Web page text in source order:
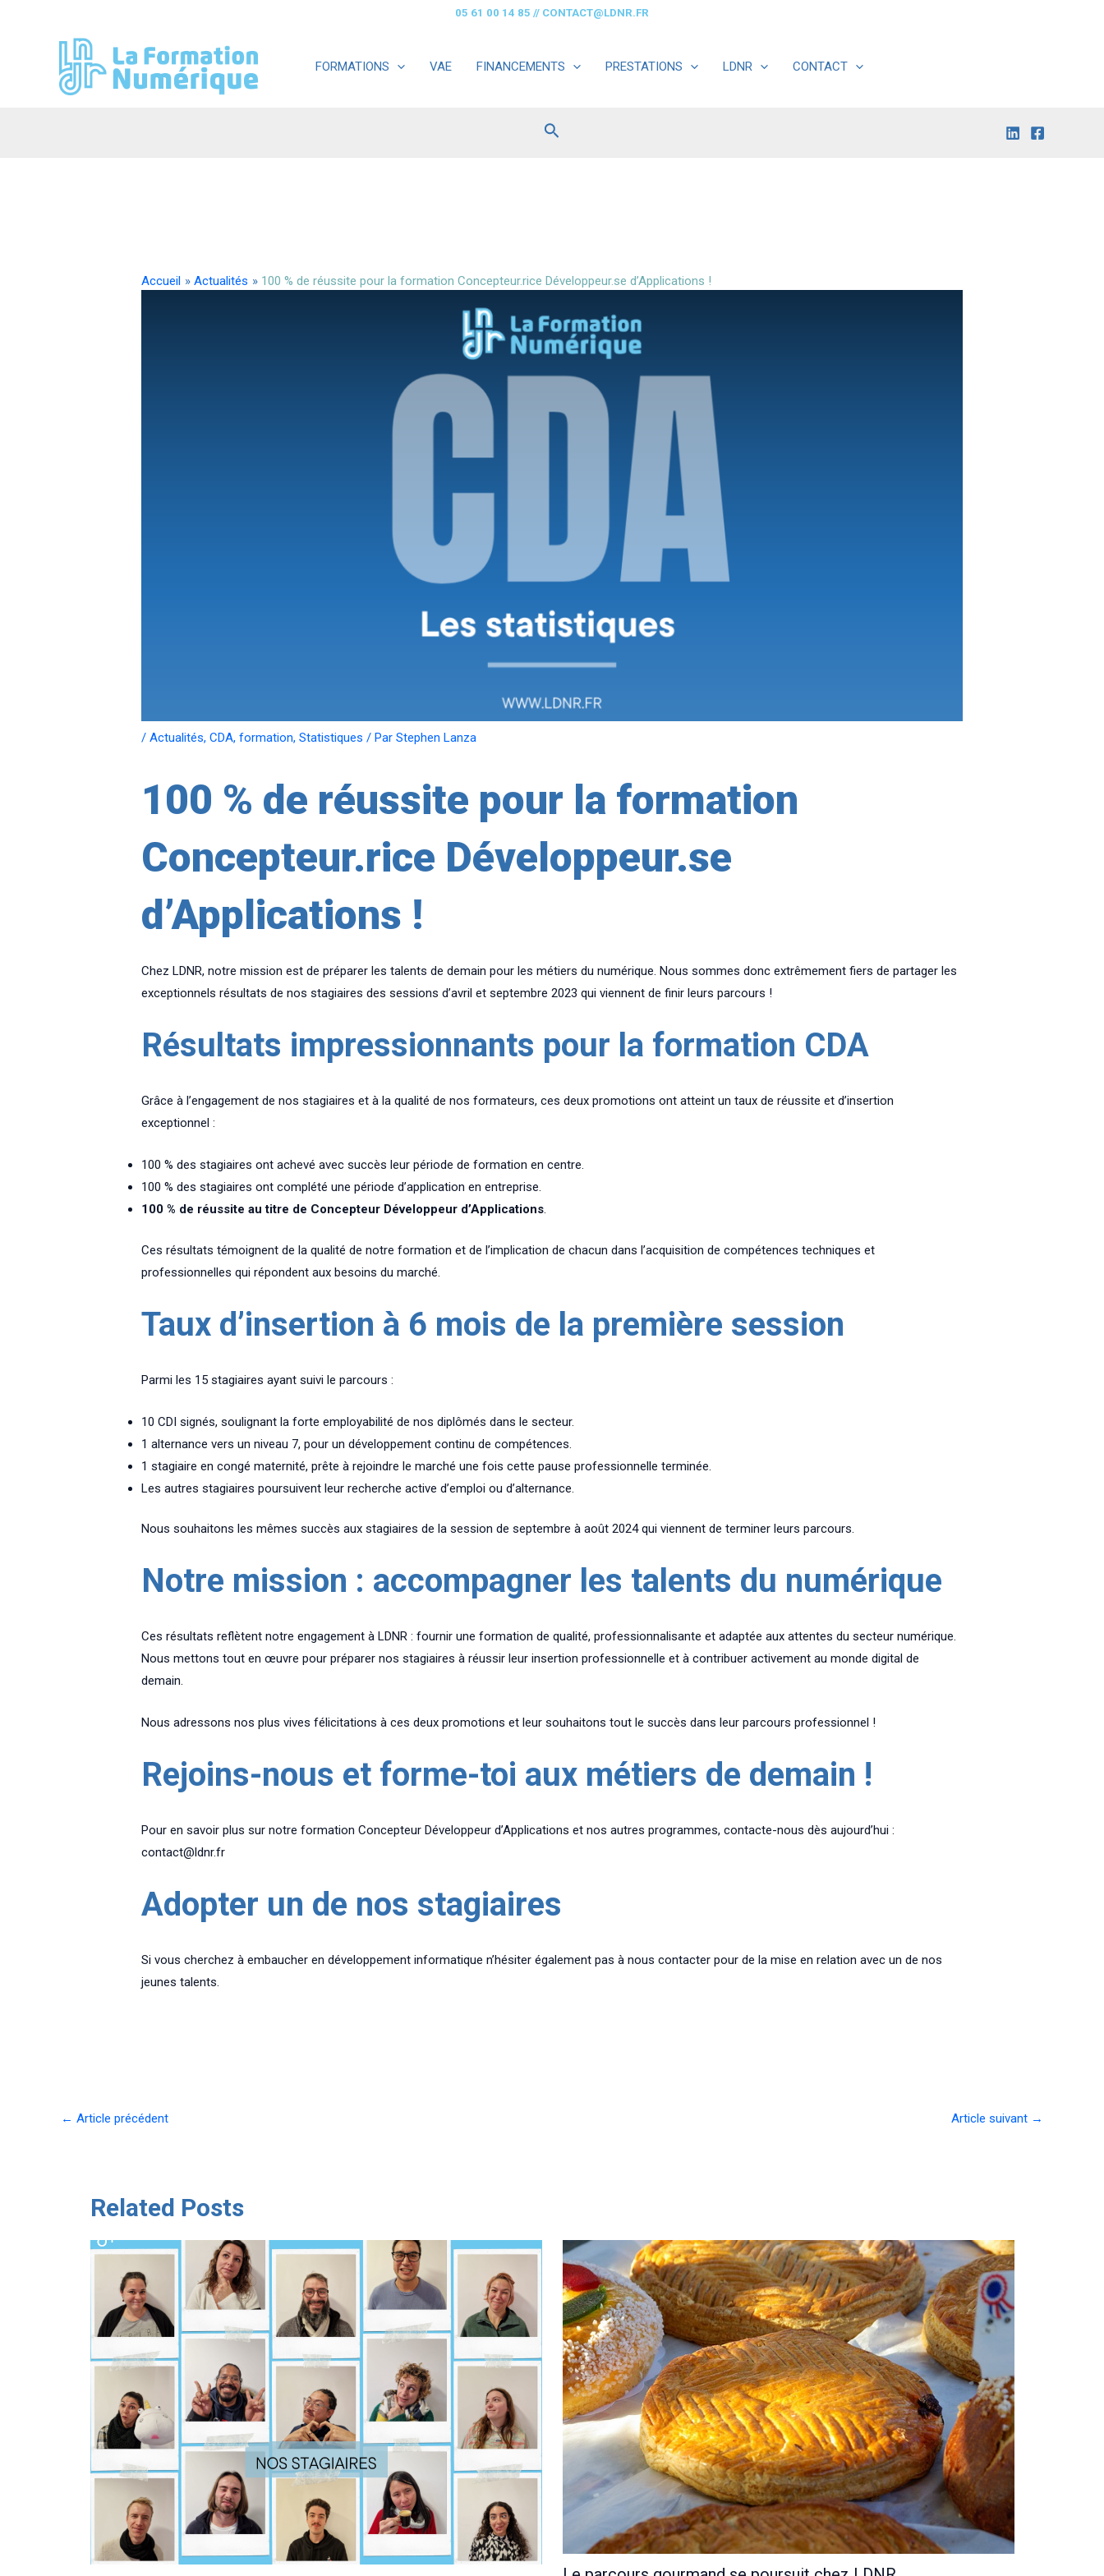
05 61 00 14 85 // CONTACT@LDNR.FR
FORMATIONS VAE FINANCEMENTS PRESTATIONS LDNR CONTACT
Rechercher
Accueil Actualités 100 % de réussite pour la formation Concepteur.rice Développeur.se d’Applications !
/Actualités,CDA,formation,Statistiques / ParStephen Lanza
100 % de réussite pour la formation
Concepteur.rice Développeur.se
d’Applications !
Chez LDNR, notre mission est de préparer les talents de demain pour les métiers du numérique. Nous sommes donc extrêmement fiers de partager les
exceptionnels résultats de nos stagiaires des sessions d’avril et septembre 2023 qui viennent de finir leurs parcours !
Résultats impressionnants pour la formation CDA
Grâce à l’engagement de nos stagiaires et à la qualité de nos formateurs, ces deux promotions ont atteint un taux de réussite et d’insertion
exceptionnel :
100 % des stagiaires ont achevé avec succès leur période de formation en centre.
100 % des stagiaires ont complété une période d’application en entreprise.
100 % de réussite au titre de Concepteur Développeur d’Applications.
Ces résultats témoignent de la qualité de notre formation et de l’implication de chacun dans l’acquisition de compétences techniques et
professionnelles qui répondent aux besoins du marché.
Taux d’insertion à 6 mois de la première session
Parmi les 15 stagiaires ayant suivi le parcours :
10 CDI signés, soulignant la forte employabilité de nos diplômés dans le secteur.
1 alternance vers un niveau 7, pour un développement continu de compétences.
1 stagiaire en congé maternité, prête à rejoindre le marché une fois cette pause professionnelle terminée.
Les autres stagiaires poursuivent leur recherche active d’emploi ou d’alternance.
Nous souhaitons les mêmes succès aux stagiaires de la session de septembre à août 2024 qui viennent de terminer leurs parcours.
Notre mission : accompagner les talents du numérique
Ces résultats reflètent notre engagement à LDNR : fournir une formation de qualité, professionnalisante et adaptée aux attentes du secteur numérique.
Nous mettons tout en œuvre pour préparer nos stagiaires à réussir leur insertion professionnelle et à contribuer activement au monde digital de
demain.
Nous adressons nos plus vives félicitations à ces deux promotions et leur souhaitons tout le succès dans leur parcours professionnel !
Rejoins-nous et forme-toi aux métiers de demain !
Pour en savoir plus sur notre formation Concepteur Développeur d’Applications et nos autres programmes, contacte-nous dès aujourd’hui :
contact@ldnr.fr
Adopter un de nos stagiaires
Si vous cherchez à embaucher en développement informatique n’hésiter également pas à nous contacter pour de la mise en relation avec un de nos
jeunes talents.
Navigation
← Article précédent Article suivant →
Related Posts